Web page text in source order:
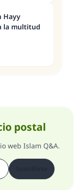
Hayy
la multitud
postal
web Islam Q&A.